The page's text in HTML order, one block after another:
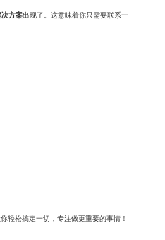
方案出现了。这意味着你只需要联系一
轻松搞定一切，专注做更重要的事情！